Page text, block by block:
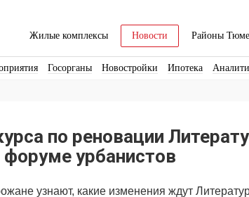
Жилые комплексы Новости Районы
Госорганы Новостройки Ипотека
по реновации
форуме урбанистов
узнают, какие изменения ждут